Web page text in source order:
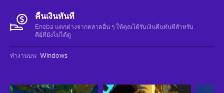
คืนเงินทันที
Eneba แตกต่างจากตลาดอื่น ๆ ให้คุณได้รับเงินคืนทันทีสําหรับ
คีย์ที่ยังไม่ได้ดู
ทำงานบน: Windows